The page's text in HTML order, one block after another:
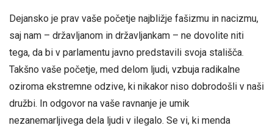
Dejansko je prav vaše početje najbližje fašizmu in nacizmu,
saj nam – državljanom in državljankam – ne dovolite niti
tega, da bi v parlamentu javno predstavili svoja stališča.
Takšno vaše početje, med delom ljudi, vzbuja radikalne
oziroma ekstremne odzive, ki nikakor niso dobrodošli v naši
družbi. In odgovor na vaše ravnanje je umik
nezanemarljivega dela ljudi v ilegalo. Se vi, ki menda